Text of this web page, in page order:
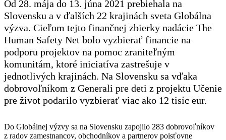
Od 28. mája do 13. júna 2021 prebiehala na
Slovensku a v ďalších 22 krajinách sveta Globálna
výzva. Cieľom tejto finančnej zbierky nadácie The
Human Safety Net bolo vyzbierať financie na
podporu projektov na pomoc zraniteľným
komunitám, ktoré iniciatíva zastrešuje v
jednotlivých krajinách. Na Slovensku sa vďaka
dobrovoľníkom z Generali pre deti z projektu Učenie
pre život podarilo vyzbierať viac ako 12 tisíc eur.
Do Globálnej výzvy sa na Slovensku zapojilo 283 dobrovoľníkov
z radov zamestnancov, obchodníkov a partnerov poisťovne